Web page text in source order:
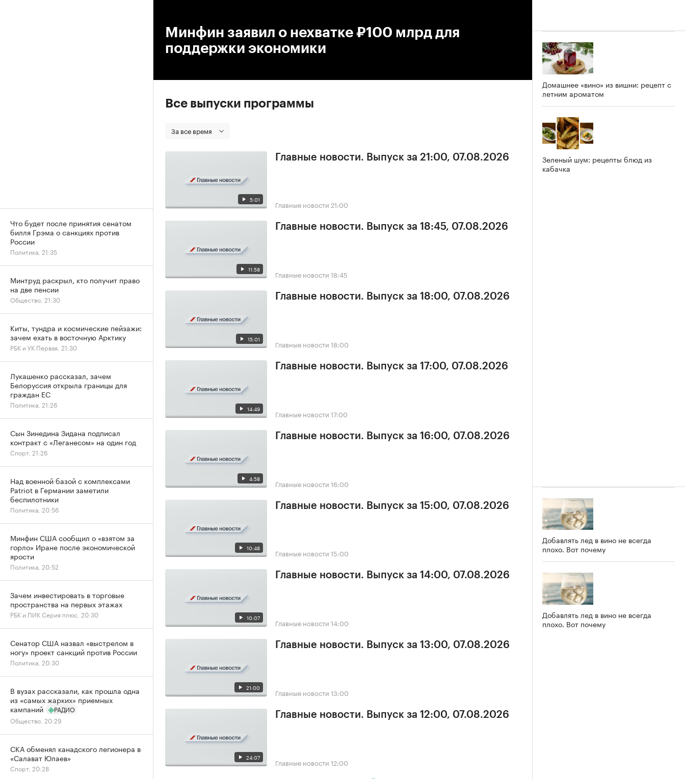
Минфин заявил о нехватке ₽100 млрд для
поддержки экономики
Все выпуски программы
За все время
5:01
Главные новости. Выпуск за 21:00, 07.08.2026
Главные новости 21:00
11:58
Главные новости. Выпуск за 18:45, 07.08.2026
Главные новости 18:45
15:01
Главные новости. Выпуск за 18:00, 07.08.2026
Главные новости 18:00
14:49
Главные новости. Выпуск за 17:00, 07.08.2026
Главные новости 17:00
4:58
Главные новости. Выпуск за 16:00, 07.08.2026
Главные новости 16:00
10:48
Главные новости. Выпуск за 15:00, 07.08.2026
Главные новости 15:00
10:07
Главные новости. Выпуск за 14:00, 07.08.2026
Главные новости 14:00
21:00
Главные новости. Выпуск за 13:00, 07.08.2026
Главные новости 13:00
24:07
Главные новости. Выпуск за 12:00, 07.08.2026
Главные новости 12:00
Домашнее «вино» из вишни: рецепт с
летним ароматом
Зеленый шум: рецепты блюд из
кабачка
Добавлять лед в вино не всегда
плохо. Вот почему
Добавлять лед в вино не всегда
плохо. Вот почему
Что будет после принятия сенатом
билля Грэма о санкциях против
России
Политика, 21:35
Минтруд раскрыл, кто получит право
на две пенсии
Общество, 21:30
Киты, тундра и космические пейзажи:
зачем ехать в восточную Арктику
РБК и УК Первая, 21:30
Лукашенко рассказал, зачем
Белоруссия открыла границы для
граждан ЕС
Политика, 21:26
Сын Зинедина Зидана подписал
контракт с «Леганесом» на один год
Спорт, 21:26
Над военной базой с комплексами
Patriot в Германии заметили
беспилотники
Политика, 20:56
Минфин США сообщил о «взятом за
горло» Иране после экономической
ярости
Политика, 20:52
Зачем инвестировать в торговые
пространства на первых этажах
РБК и ПИК Серия плюс, 20:30
Сенатор США назвал «выстрелом в
ногу» проект санкций против России
Политика, 20:30
В вузах рассказали, как прошла одна
из «самых жарких» приемных
кампаний
РАДИО
Общество, 20:29
СКА обменял канадского легионера в
«Салават Юлаев»
Спорт, 20:28